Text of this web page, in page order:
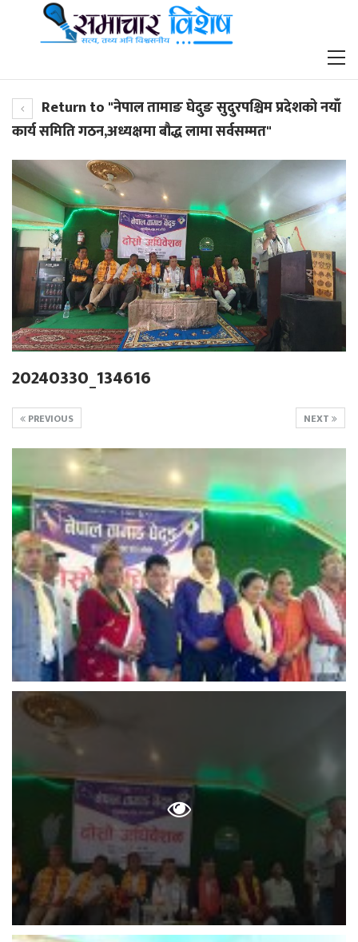
Return to "नेपाल तामाङ घेदुङ सुदुरपश्चिम प्रदेशको नयाँ
कार्य समिति गठन,अध्यक्षमा बौद्ध लामा सर्वसम्मत"
20240330_134616
NEXT
PREVIOUS